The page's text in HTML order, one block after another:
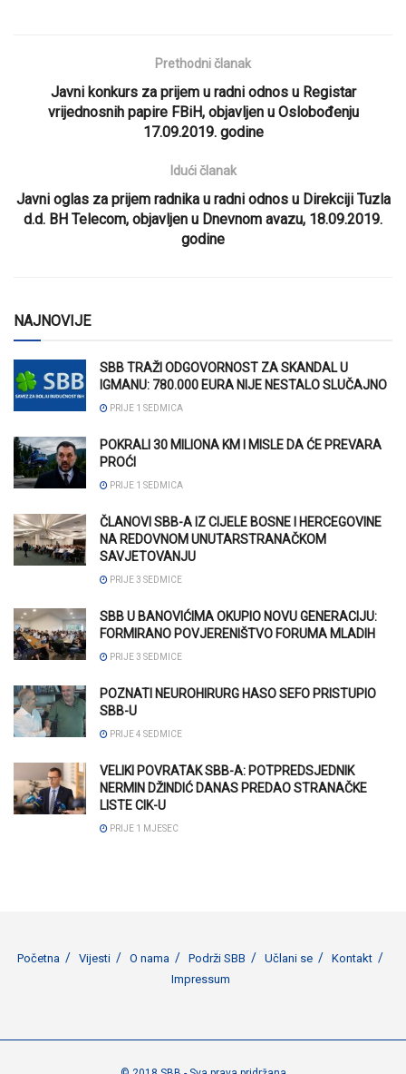
Prethodni članak
Javni konkurs za prijem u radni odnos u Registar
vrijednosnih papire FBiH, objavljen u Oslobođenju
17.09.2019. godine
Idući članak
Javni oglas za prijem radnika u radni odnos u Direkciji Tuzla
d.d. BH Telecom, objavljen u Dnevnom avazu, 18.09.2019.
godine
NAJNOVIJE
SBB TRAŽI ODGOVORNOST ZA SKANDAL U
IGMANU: 780.000 EURA NIJE NESTALO SLUČAJNO
PRIJE 1 SEDMICA
POKRALI 30 MILIONA KM I MISLE DA ĆE PREVARA
PROĆI
PRIJE 1 SEDMICA
ČLANOVI SBB-A IZ CIJELE BOSNE I HERCEGOVINE
NA REDOVNOM UNUTARSTRANAČKOM
SAVJETOVANJU
PRIJE 3 SEDMICE
SBB U BANOVIĆIMA OKUPIO NOVU GENERACIJU:
FORMIRANO POVJERENIŠTVO FORUMA MLADIH
PRIJE 3 SEDMICE
POZNATI NEUROHIRURG HASO SEFO PRISTUPIO
SBB-U
PRIJE 4 SEDMICE
VELIKI POVRATAK SBB-A: POTPREDSJEDNIK
NERMIN DŽINDIĆ DANAS PREDAO STRANAČKE
LISTE CIK-U
PRIJE 1 MJESEC
Početna Vijesti O nama Podrži SBB Učlani se
Kontakt
Impressum